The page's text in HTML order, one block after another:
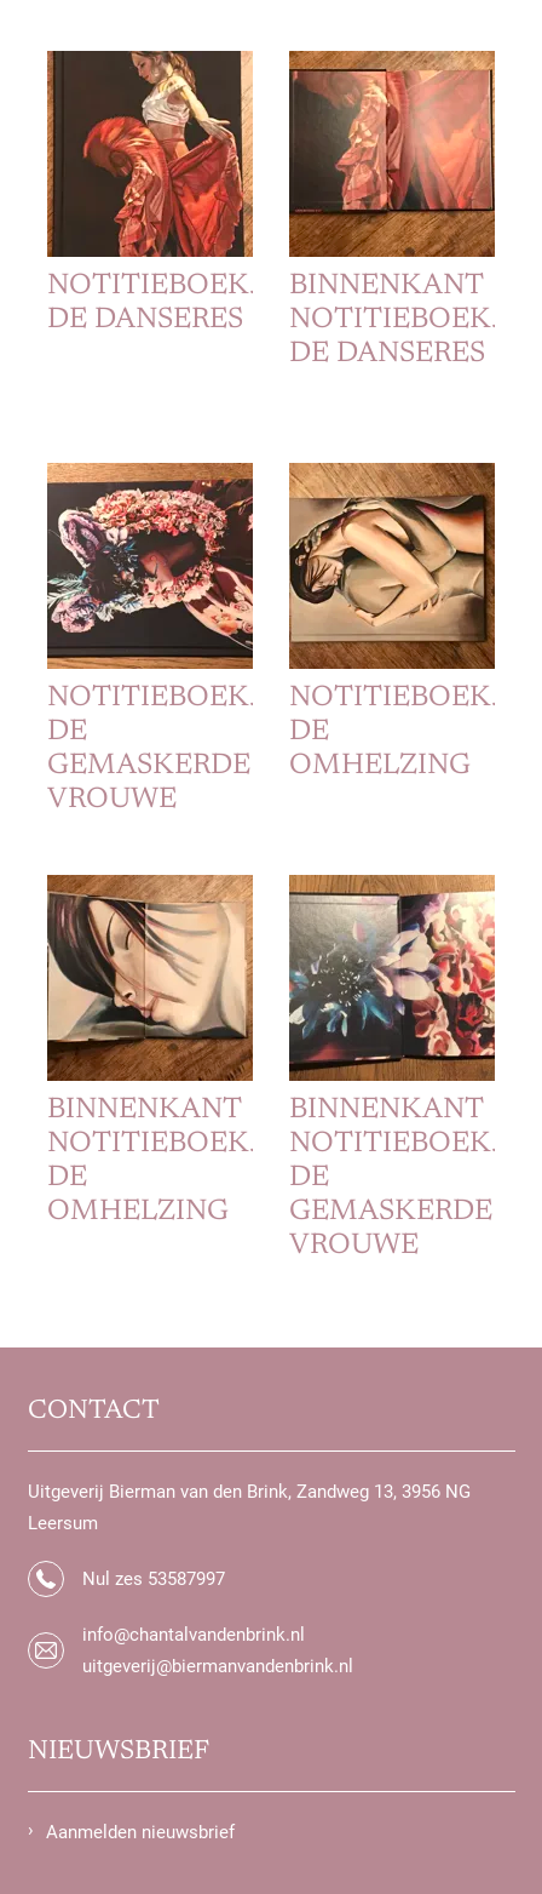
NOTITIEBOEKJE
DE DANSERES
BINNENKANT
NOTITIEBOEKJE
DE DANSERES
NOTITIEBOEKJE
DE
GEMASKERDE
VROUWE
NOTITIEBOEKJE
DE
OMHELZING
BINNENKANT
NOTITIEBOEKJE
DE
OMHELZING
BINNENKANT
NOTITIEBOEKJE
DE
GEMASKERDE
VROUWE
CONTACT
Uitgeverij Bierman van den Brink, Zandweg 13, 3956 NG
Leersum
Nul zes 53587997
info@chantalvandenbrink.nl
uitgeverij@biermanvandenbrink.nl
NIEUWSBRIEF
Aanmelden nieuwsbrief